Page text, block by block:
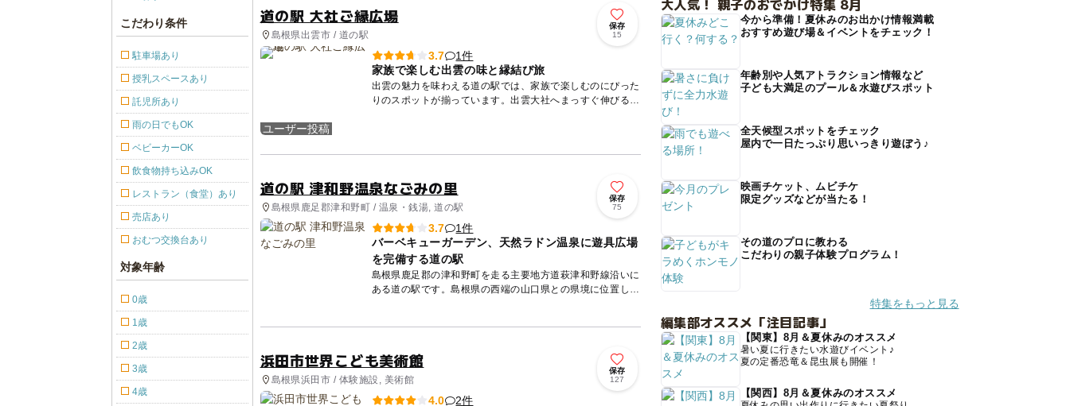
道の駅 大社ご縁広場
島根県出雲市 / 道の駅
保存
15
ユーザー投稿
3.7
1件
家族で楽しむ出雲の味と縁結び旅
出雲の魅力を味わえる道の駅では、家族で楽しむのにぴった
りのスポットが揃っています。出雲大社へまっすぐ伸びる神
道の駅 津和野温泉なごみの里
島根県鹿足郡津和野町 / 温泉・銭湯, 道の駅
保存
75
3.7
1件
バーベキューガーデン、天然ラドン温泉に遊具広場
を完備する道の駅
島根県鹿足郡の津和野町を走る主要地方道萩津和野線沿いに
ある道の駅です。島根県の西端の山口県との県境に位置し、
浜田市世界こども美術館
島根県浜田市 / 体験施設, 美術館
保存
127
4.0
2件
こだわり条件
駐車場あり
授乳スペースあり
託児所あり
雨の日でもOK
ベビーカーOK
飲食物持ち込みOK
レストラン（食堂）あり
売店あり
おむつ交換台あり
対象年齢
0歳
1歳
2歳
3歳
4歳
大人気！ 親子のおでかけ特集 8月
今から準備！夏休みのお出かけ情報満載
おすすめ遊び場＆イベントをチェック！
年齢別や人気アトラクション情報など
子ども大満足のプール＆水遊びスポット
全天候型スポットをチェック
屋内で一日たっぷり思いっきり遊ぼう♪
映画チケット、ムビチケ
限定グッズなどが当たる！
その道のプロに教わる
こだわりの親子体験プログラム！
特集をもっと見る
編集部オススメ「注目記事」
【関東】8月＆夏休みのオススメ
暑い夏に行きたい水遊びイベント♪
夏の定番恐竜＆昆虫展も開催！
【関西】8月＆夏休みのオススメ